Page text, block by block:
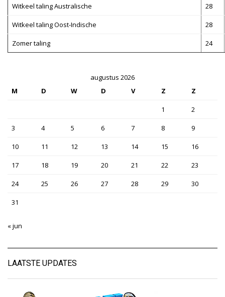
Witkeel taling Australische 28
Witkeel taling Oost-Indische 28
Zomer taling 24
augustus 2026
M
D W D V Z Z
1 2
3 4 5 6 7 8 9
10 11 12 13 14 15 16
17 18 19 20 21 22 23
24 25 26 27 28 29 30
31
« jun
LAATSTE UPDATES